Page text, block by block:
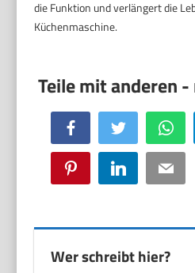
die Funktion und verlängert die
Küchenmaschine.
Facebook Twitter
Pinterest LinkedIn Email
Wer schreibt hier?